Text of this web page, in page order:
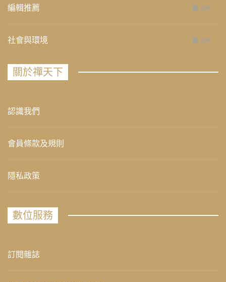
編輯推薦 236
社會與環境 235
關於禪天下
認識我們
會員條款及規則
隱私政策
數位服務
訂閱雜誌